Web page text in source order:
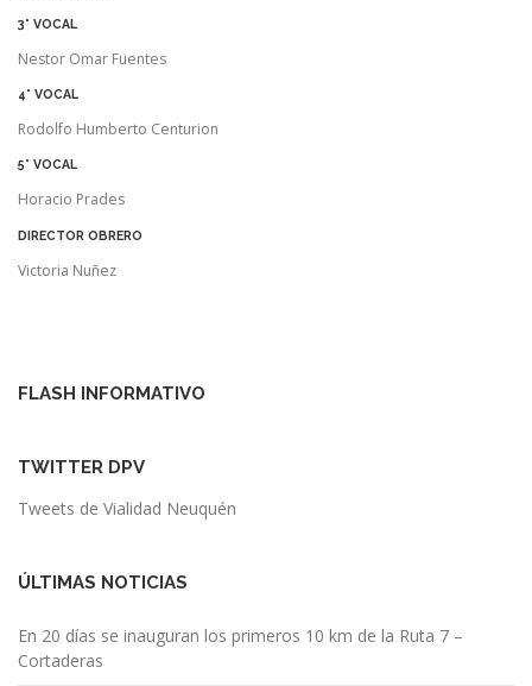
3° VOCAL
Nestor Omar Fuentes
4° VOCAL
Rodolfo Humberto Centurion
5° VOCAL
Horacio Prades
DIRECTOR OBRERO
Victoria Nuñez
FLASH INFORMATIVO
TWITTER DPV
Tweets de Vialidad Neuquén
ÚLTIMAS NOTICIAS
En 20 días se inauguran los primeros 10 km de la Ruta 7 –
Cortaderas